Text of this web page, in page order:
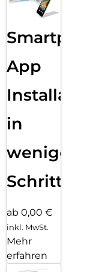
Smartphone
App
Installation
in
wenigen
Schritten
ab 0,00 €
inkl. MwSt.
Mehr
erfahren